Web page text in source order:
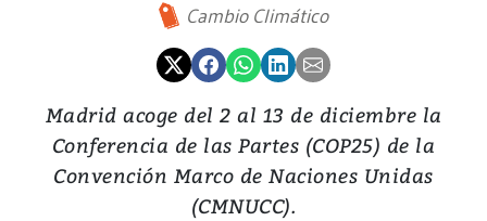
Cambio Climático
Madrid acoge del 2 al 13 de diciembre la
Conferencia de las Partes (COP25) de la
Convención Marco de Naciones Unidas
(CMNUCC).